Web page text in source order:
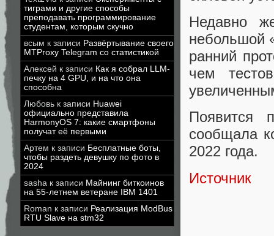
тиграми и другие способы
преподавать программирование
студентам, которым скучно
всым к записи Развёртывание своего
MTProxy Telegram со статистикой
Алексей к записи Как я собрал LLM-
печку на 4 GPU, и на что она
способна
Любовь к записи Huawei
официально представила
HarmonyOS 7: какие смартфоны
получат её первыми
Артем к записи Бесплатные боты,
чтобы раздеть девушку по фото в
2024
sasha к записи Майнинг биткоинов
на 55-летнем ветеране IBM 1401
Roman к записи Реализация ModBus
RTU Slave на stm32
Недавно
небольшой
ранний
чем
Появится
сообщала
2022 года.
Источник